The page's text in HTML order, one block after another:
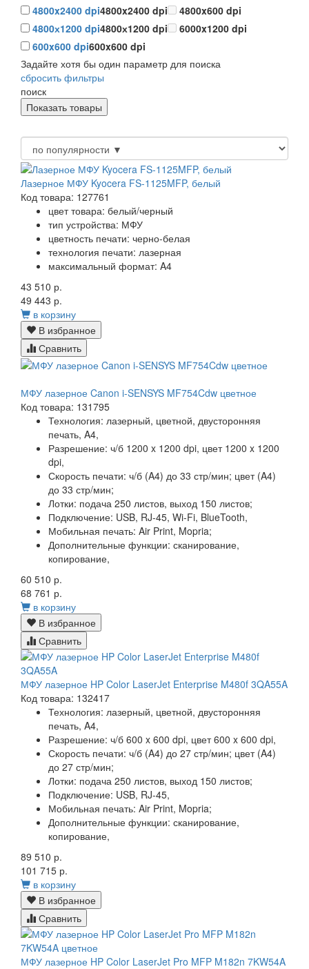
4800x2400 dpi4800x2400 dpi
4800x600 dpi
4800х1200 dpi4800х1200 dpi
6000x1200 dpi
600x600 dpi600x600 dpi
Задайте хотя бы один параметр для поиска
сбросить фильтры
поиск
Лазерное МФУ Kyocera FS-1125MFP, белый
Код товара: 127761
цвет товара: белый/черный
тип устройства: МФУ
цветность печати: черно-белая
технология печати: лазерная
максимальный формат: A4
43 510 р.
49 443 р.
в корзину
В избранное
Сравнить
МФУ лазерное Canon i-SENSYS MF754Cdw цветное
Код товара: 131795
Технология: лазерный, цветной, двусторонняя
печать, A4,
Разрешение: ч/б 1200 x 1200 dpi, цвет 1200 x 1200
dpi,
Скорость печати: ч/б (A4) до 33 стр/мин; цвет (A4)
до 33 стр/мин;
Лотки: подача 250 листов, выход 150 листов;
Подключение: USB, RJ-45, Wi-Fi, BlueTooth,
Мобильная печать: Air Print, Mopria;
Дополнительные функции: сканирование,
копирование,
60 510 р.
68 761 р.
в корзину
В избранное
Сравнить
МФУ лазерное HP Color LaserJet Enterprise M480f 3QA55A
Код товара: 132417
Технология: лазерный, цветной, двусторонняя
печать, A4,
Разрешение: ч/б 600 x 600 dpi, цвет 600 x 600 dpi,
Скорость печати: ч/б (A4) до 27 стр/мин; цвет (A4)
до 27 стр/мин;
Лотки: подача 250 листов, выход 150 листов;
Подключение: USB, RJ-45,
Мобильная печать: Air Print, Mopria;
Дополнительные функции: сканирование,
копирование,
89 510 р.
101 715 р.
в корзину
В избранное
Сравнить
МФУ лазерное HP Color LaserJet Pro MFP M182n 7KW54A